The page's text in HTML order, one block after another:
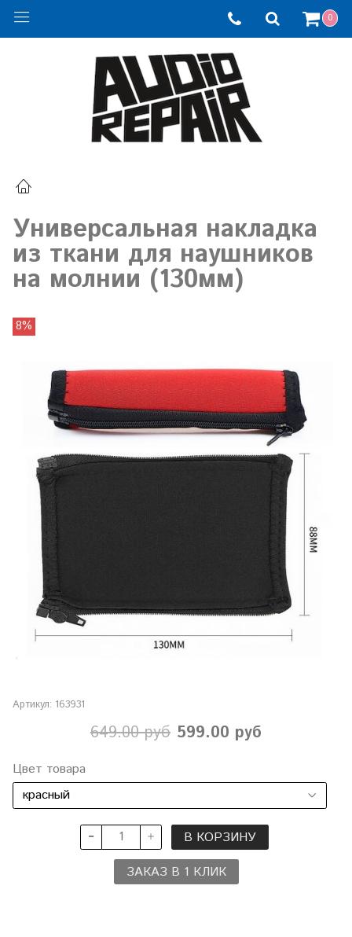
0
Универсальная накладка
из ткани для наушников
на молнии (130мм)
8%
Артикул: 163931
649.00 руб 599.00 руб
Цвет товара
В КОРЗИНУ
ЗАКАЗ В 1 КЛИК